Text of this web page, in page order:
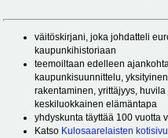
väitöskirjani, joka johdatteli
kaupunkihistoriaan
teemoiltaan edelleen
kaupunkisuunnittelu,
rakentaminen, yrittäjyys,
keskiluokkainen elämäntapa
yhdyskunta täyttää 100 vuotta
Katso Kulosaarelaisten